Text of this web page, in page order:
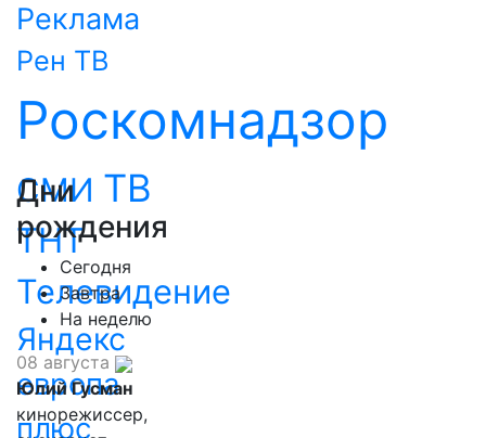
Реклама
Рен ТВ
Роскомнадзор
СМИ ТВ
ТНТ
Телевидение
Яндекс
европа
плюс
Дни
рождения
Сегодня
Завтра
На неделю
08 августа
Юлий Гусман
кинорежиссер,